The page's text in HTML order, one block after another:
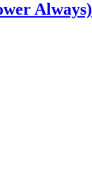
Always)